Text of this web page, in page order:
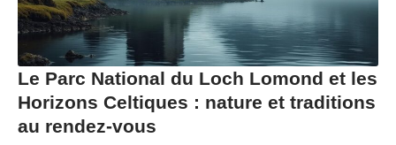
Le Parc National du Loch Lomond et les
Horizons Celtiques : nature et traditions
au rendez-vous